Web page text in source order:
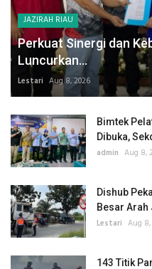
JAZIRAH RIAU
Perkuat Sinergi dan
Luncurkan...
Lestari Aug 8, 2026
Bimtek
Dibuka,
admin Aug 8,
Dishub
Besar
Lestari Aug
143 Titik